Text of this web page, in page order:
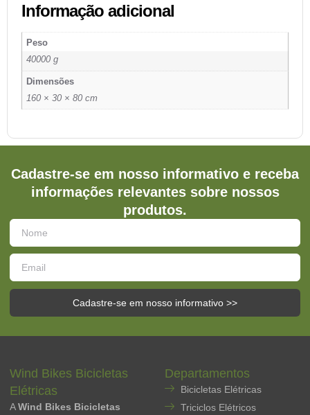
Informação adicional
Peso
40000 g
Dimensões
160 × 30 × 80 cm
Cadastre-se em nosso informativo e receba
informações relevantes sobre nossos
produtos.
Cadastre-se em nosso informativo >>
Wind Bikes Bicicletas
Elétricas
AWind Bikes Bicicletas
Departamentos
Bicicletas Elétricas
Triciclos Elétricos